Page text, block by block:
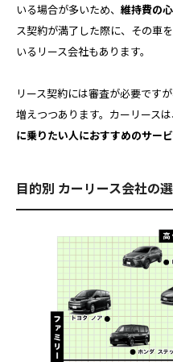
いる場合が多いため、 維持費の
ス契約が満了した際に、その車
いるリース会社もあります。
リース契約には審査が必要です
増えつつあります。カーリースは
に乗りたい人におすすめのサー
目的別 カーリース会社の